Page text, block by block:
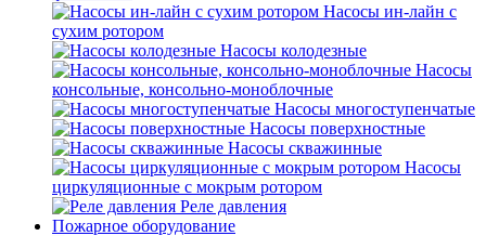
Насосы ин-лайн с
сухим ротором
Насосы колодезные
Насосы
консольные, консольно-моноблочные
Насосы многоступенчатые
Насосы поверхностные
Насосы скважинные
Насосы
циркуляционные с мокрым ротором
Реле давления
Пожарное оборудование